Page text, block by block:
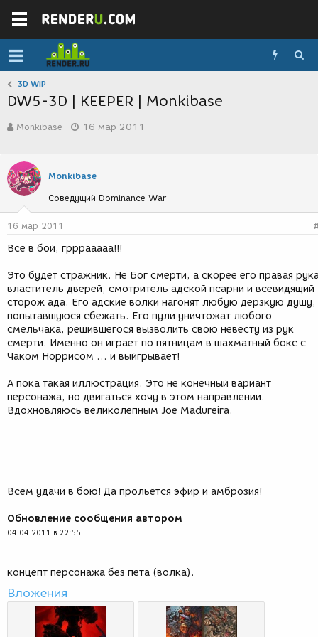
3D WIP
DW5-3D | KEEPER | Monkibase
в
р
т
е
ы
Monkibase
а
о
з
и
16 мар 2011
Monkibase
Соведущий Dominance War
16 мар 2011
Все в бой, грррааааа!!!
Это будет стражник. Не Бог смерти, а скорее его правая
властитель дверей, смотритель адской псарни и всевидящий
сторож ада. Его адские волки нагонят любую дерзкую душу,
попытавшуюся сбежать. Его пули уничтожат любого
смельчака, решившегося вызволить свою невесту из рук
смерти. Именно он играет по пятницам в шахматный бокс с
Чаком Норрисом ... и выйгрывает!
А пока такая иллюстрация. Это не конечный вариант
персонажа, но двигаться хочу в этом направлении.
Вдохновляюсь великолепным Joe Madureira.
Всем удачи в бою! Да прольётся эфир и амброзия!
Обновление сообщения автором
04.04.2011 в 22:55
концепт персонажа без пета (волка).
Вложения